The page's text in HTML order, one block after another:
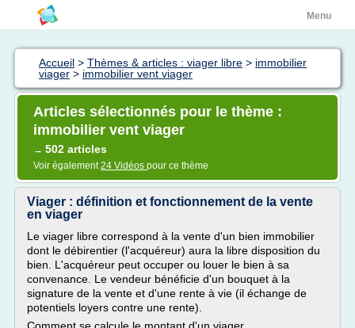
Menu
Accueil > Thèmes & articles : viager libre > immobilier
viager > immobilier vent viager
Articles sélectionnés pour le thème :
immobilier vent viager
→ 502 articles
Voir également24 Vidéos pour ce thème
Viager : définition et fonctionnement de la vente
en viager
Le viager libre correspond à la vente d'un bien immobilier
dont le débirentier (l'acquéreur) aura la libre disposition du
bien. L'acquéreur peut occuper ou louer le bien à sa
convenance. Le vendeur bénéficie d'un bouquet à la
signature de la vente et d'une rente à vie (il échange de
potentiels loyers contre une rente).